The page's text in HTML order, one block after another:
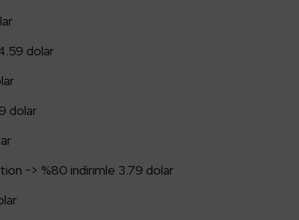
dolar
dolar
-> %80 indirimle 3.79 dolar